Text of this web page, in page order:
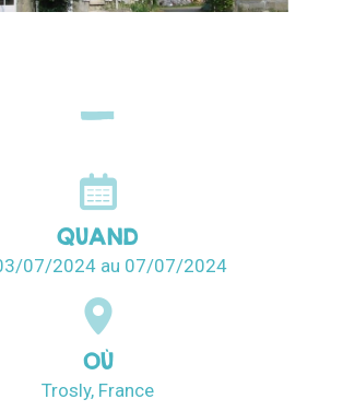
QUAND
07/2024 au 07/07/2024
OÙ
Trosly, France